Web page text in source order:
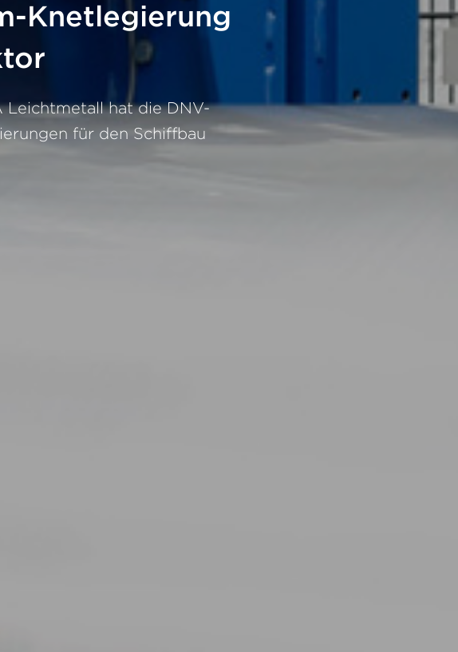
Knetlegierung
Leichtmetall hat die DNV-
für den Schiffbau